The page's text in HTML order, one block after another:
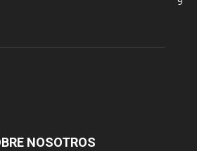
NOSOTROS